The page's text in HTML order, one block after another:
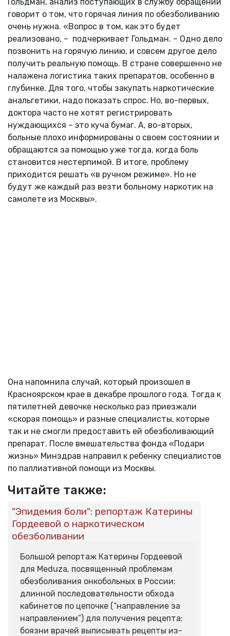
говорит о том, что горячая линия по обезболиванию
очень нужна. «Вопрос в том, как это будет
реализовано, – подчеркивает Гольдман. – Одно дело
позвонить на горячую линию, и совсем другое дело
получить реальную помощь. В стране совершенно не
налажена логистика таких препаратов, особенно в
глубинке. Для того, чтобы закупать наркотические
анальгетики, надо показать спрос. Но, во-первых,
доктора часто не хотят регистрировать
нуждающихся – это куча бумаг. А, во-вторых,
больные плохо информированы о своем состоянии и
обращаются за помощью уже тогда, когда боль
становится нестерпимой. В итоге, проблему
приходится решать «в ручном режиме». Но не
будут же каждый раз везти больному наркотик на
самолете из Москвы».
Она напомнила случай, который произошел в
Красноярском крае в декабре прошлого года. Тогда к
пятилетней девочке несколько раз приезжали
«скорая помощь» и разные специалисты, которые
так и не смогли предоставить ей обезболивающий
препарат. После вмешательства фонда «Подари
жизнь» Минздрав направил к ребенку специалистов
по паллиативной помощи из Москвы.
Читайте также:
"Эпидемия боли": репортаж Катерины
Гордеевой о наркотическом
обезболивании
Большой репортаж Катерины Гордеевой
для Meduza, посвященный проблемам
обезболивания онкобольных в России:
длинной последовательности обхода
кабинетов по цепочке (“направление за
направлением”) для получения рецепта;
боязни врачей выписывать рецепты из-